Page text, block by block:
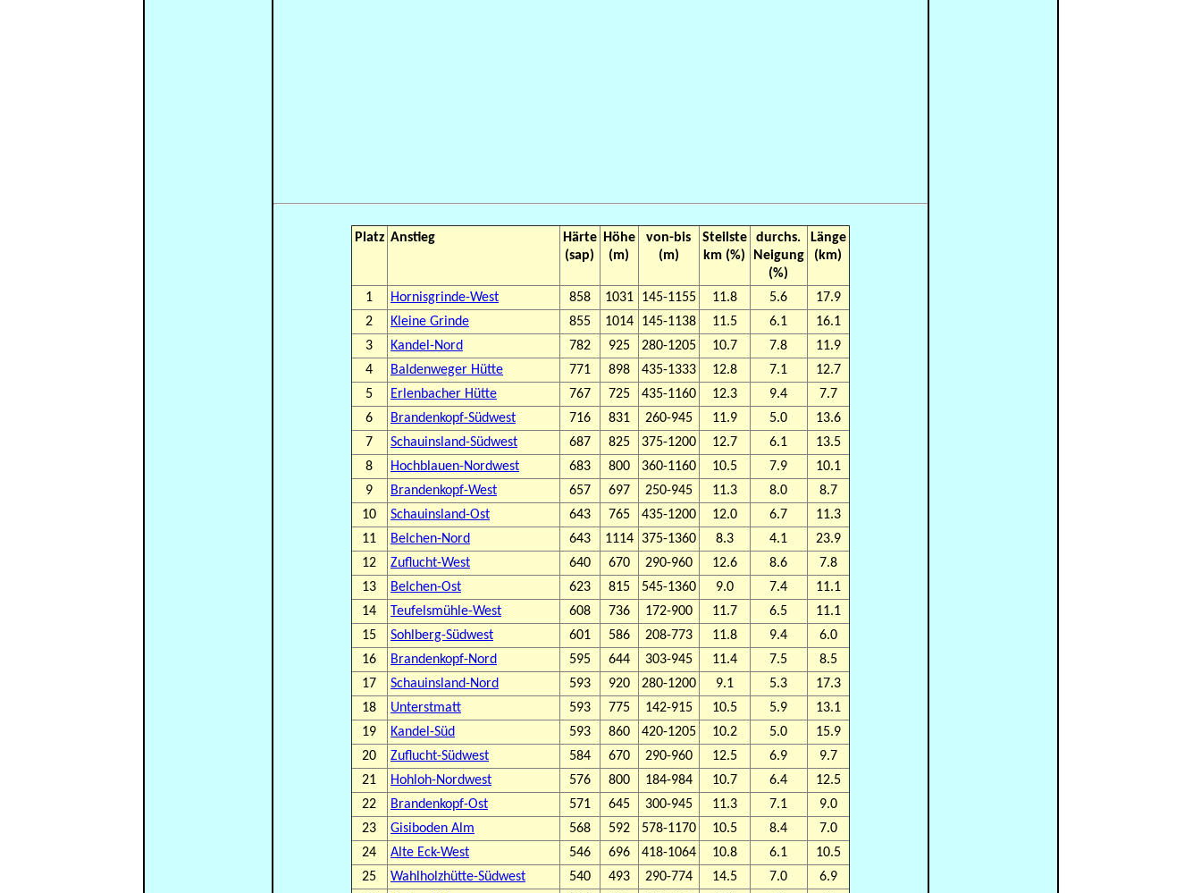
Platz Anstieg
Härte
(sap)
Höhe
(m)
von-bis
(m)
Steilste
km (%)
durchs.
Neigung
(%)
Länge
(km)
1 Hornisgrinde-West 858 1031 145-1155 11.8 5.6
17.9
2
Kleine Grinde 855 1014 145-1138 11.5 6.1
16.1
3
Kandel-Nord 782 925 280-1205 10.7 7.8
11.9
4
Baldenweger Hütte 771 898 435-1333 12.8 7.1
12.7
5
Erlenbacher Hütte 767 725 435-1160 12.3 9.4
7.7
6
Brandenkopf-Südwest 716 831 260-945 11.9 5.0
13.6
7
Schauinsland-Südwest 687 825 375-1200 12.7 6.1
13.5
8
Hochblauen-Nordwest 683 800 360-1160 10.5 7.9
10.1
9
Brandenkopf-West 657 697 250-945 11.3 8.0
8.7
10
Schauinsland-Ost 643 765 435-1200 12.0 6.7
11.3
11
Belchen-Nord 643 1114 375-1360 8.3 4.1
23.9
12
Zuflucht-West 640 670 290-960 12.6 8.6
7.8
13
Belchen-Ost 623 815 545-1360 9.0 7.4
11.1
14
Teufelsmühle-West 608 736 172-900 11.7 6.5
11.1
15
Sohlberg-Südwest 601 586 208-773 11.8 9.4
6.0
16
Brandenkopf-Nord 595 644 303-945 11.4 7.5
8.5
17
Schauinsland-Nord 593 920 280-1200 9.1 5.3
17.3
18
Unterstmatt 593 775 142-915 10.5 5.9
13.1
19
Kandel-Süd 593 860 420-1205 10.2 5.0
15.9
20
Zuflucht-Südwest 584 670 290-960 12.5 6.9
9.7
21
Hohloh-Nordwest 576 800 184-984 10.7 6.4
12.5
22
Brandenkopf-Ost 571 645 300-945 11.3 7.1
9.0
23
Gisiboden Alm 568 592 578-1170 10.5 8.4
7.0
24
Alte Eck-West 546 696 418-1064 10.8 6.1
10.5
25
Wahlholzhütte-Südwest 540 493 290-774 14.5 7.0
6.9